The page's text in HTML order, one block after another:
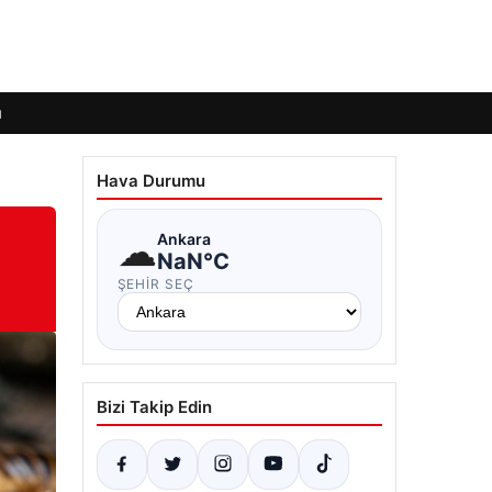
Hava Durumu
☁Ankara
NaN°C
ŞEHIR SEÇ
Bizi Takip Edin